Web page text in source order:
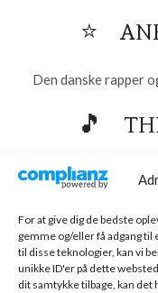
For at give dig de bedste
gemme og/eller få adgang
til disse teknologier, kan vi
unikke ID'er på dette
dit samtykke tilbage, kan
⭐
Den danske rapper
🎵
Drengene besøgte
boyband hits gennem
🐊 DJ